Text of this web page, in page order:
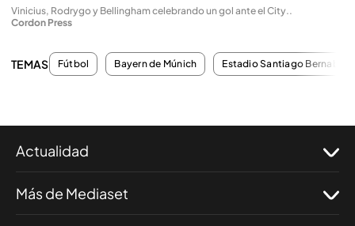
Vinicius, Rodrygo y Bellingham celebrando un gol ante el City..
Cordon Press
TEMAS Fútbol Bayern de Múnich Estadio Santiago Bernabeu
Actualidad
Más de Mediaset